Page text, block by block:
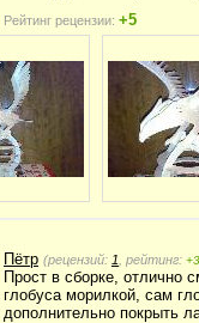
Рейтинг рецензии: +5
Пётр (рецензий: 1 , рейтинг: +3
Прост в сборке, отлично
глобуса морилкой, сам
дополнительно покрыть